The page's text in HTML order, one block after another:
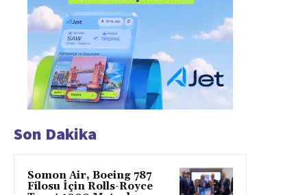
Son Dakika
Somon Air, Boeing 787
Filosu İçin Rolls-Royce